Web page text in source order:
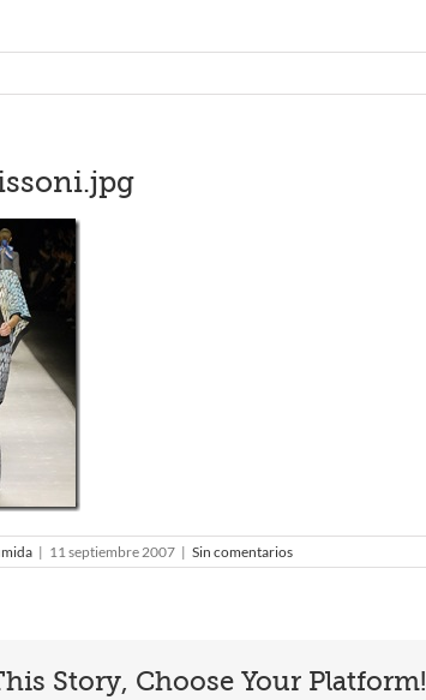
| 11 septiembre 2007 | Sin comentarios
Story, Choose Your Platform!